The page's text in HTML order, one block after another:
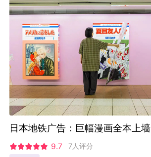
日本地铁广告：巨幅漫画全本上墙
9.7 7人评分